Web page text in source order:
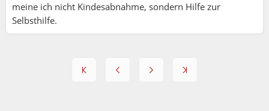
meine ich nicht Kindesabnahme, sondern Hilfe zur
Selbsthilfe.